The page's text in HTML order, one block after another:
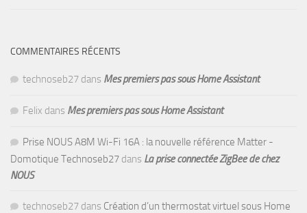
COMMENTAIRES RÉCENTS
technoseb27 dans Mes premiers pas sous Home Assistant
Felix dans Mes premiers pas sous Home Assistant
Prise NOUS A8M Wi-Fi 16A : la nouvelle référence Matter -
Domotique Technoseb27 dans La prise connectée ZigBee de chez
NOUS
technoseb27 dans Création d’un thermostat virtuel sous Home